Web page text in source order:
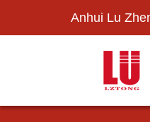
Anhui Lu